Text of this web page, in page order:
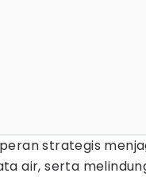
strategis
air, serta